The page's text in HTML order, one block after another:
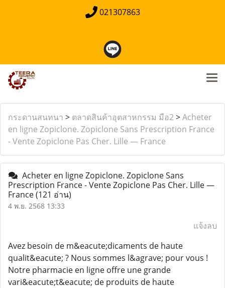
021307863
กระดานสนทนา > ตลาดสินค้าอุตสาหกรรม มือ2>Acheter
en ligne Zopiclone. Zopiclone Sans Prescription France
- Vente Zopiclone Pas Cher. Lille — France
Acheter en ligne Zopiclone. Zopiclone Sans
Prescription France - Vente Zopiclone Pas Cher. Lille —
France(121 อ่าน)
4 พ.ย. 2568 13:33
แจ้งลบ
Avez besoin de m&eacute;dicaments de haute
qualit&eacute; ? Nous sommes l&agrave; pour vous !
Notre pharmacie en ligne offre une grande
vari&eacute;t&eacute; de produits de haute